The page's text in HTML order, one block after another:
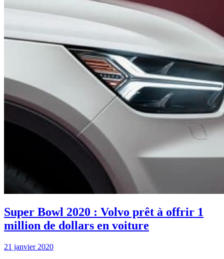
Super Bowl 2020 : Volvo prêt à offrir 1
million de dollars en voiture
21 janvier 2020